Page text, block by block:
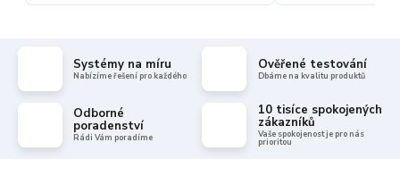
Systémy na míru
Nabízíme řešení pro každého
Ověřené testování
Dbáme na kvalitu produktů
Odborné
poradenství
Rádi Vám poradíme
10 tisíce spokojených
zákazníků
Vaše spokojenost je pro nás
prioritou